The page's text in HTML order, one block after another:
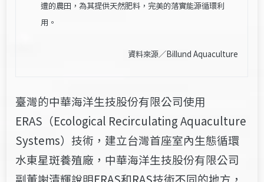
遭的農田，為其提供天然肥料，完美的落實能源循環利
用。
資料來源／Billund Aquaculture
臺灣的中華海洋生技股份有限公司使用
ERAS（Ecological Recirculating Aquaculture
Systems）技術，建立台灣首座室內生態循環
水東星斑養殖廠，中華海洋生技股份有限公司
副董謝清輝說明ERAS和RAS技術不同的地方，